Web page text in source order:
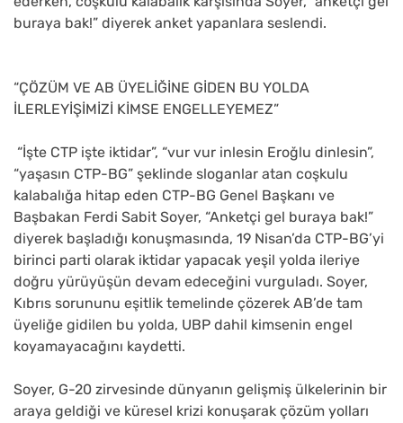
buraya bak!” diyerek anket yapanlara seslendi.
“ÇÖZÜM VE AB ÜYELİĞİNE GİDEN BU YOLDA
İLERLEYİŞİMİZİ KİMSE ENGELLEYEMEZ”
“İşte CTP işte iktidar”, “vur vur inlesin Eroğlu dinlesin”,
“yaşasın CTP-BG” şeklinde sloganlar atan coşkulu
kalabalığa hitap eden CTP-BG Genel Başkanı ve
Başbakan Ferdi Sabit Soyer, “Anketçi gel buraya bak!”
diyerek başladığı konuşmasında, 19 Nisan’da CTP-BG’yi
birinci parti olarak iktidar yapacak yeşil yolda ileriye
doğru yürüyüşün devam edeceğini vurguladı. Soyer,
Kıbrıs sorununu eşitlik temelinde çözerek AB’de tam
üyeliğe gidilen bu yolda, UBP dahil kimsenin engel
koyamayacağını kaydetti.
Soyer, G-20 zirvesinde dünyanın gelişmiş ülkelerinin bir
araya geldiği ve küresel krizi konuşarak çözüm yolları